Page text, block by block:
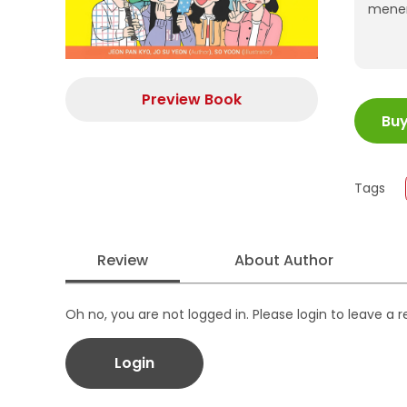
Preview Book ISBN
Size
Tags
Review About Author
Oh no, you are not logged in. Please login to leave a
Login